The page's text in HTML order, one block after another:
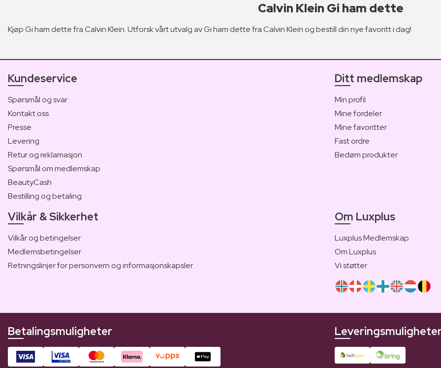
Calvin Klein Gi ham dette
Kjøp Gi ham dette fra Calvin Klein. Utforsk vårt utvalg av Gi ham dette fra Calvin Klein og bestill din nye favoritt i dag!
Kundeservice
Spørsmål og svar
Kontakt oss
Presse
Levering
Retur og reklamasjon
Spørsmål om medlemskap
BeautyCash
Bestilling og betaling
Ditt medlemskap
Min profil
Mine fordeler
Mine favoritter
Fast ordre
Bedøm produkter
Vilkår & Sikkerhet
Vilkår og betingelser
Medlemsbetingelser
Retningslinjer for personvern og informasjonskapsler
Om Luxplus
Luxplus Medlemskap
Om Luxplus
Vi støtter
Betalingsmuligheter